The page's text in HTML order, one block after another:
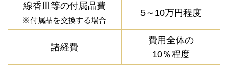
線香皿等の付属品費
※付属品を交換する場合
5～10万円程度
諸経費
費用全体の
10％程度